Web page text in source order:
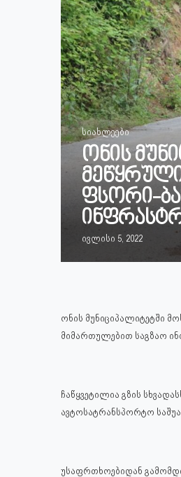
სიახლეები
ონის
ფსორი-
ივლისი 5, 2022
ონის მუნიციპალიტეტში
მიმართულებით საგზაო
ჩაწყვეტილია გზის
ავტოსატრანსპორტო
უსაფრთხოებიდან